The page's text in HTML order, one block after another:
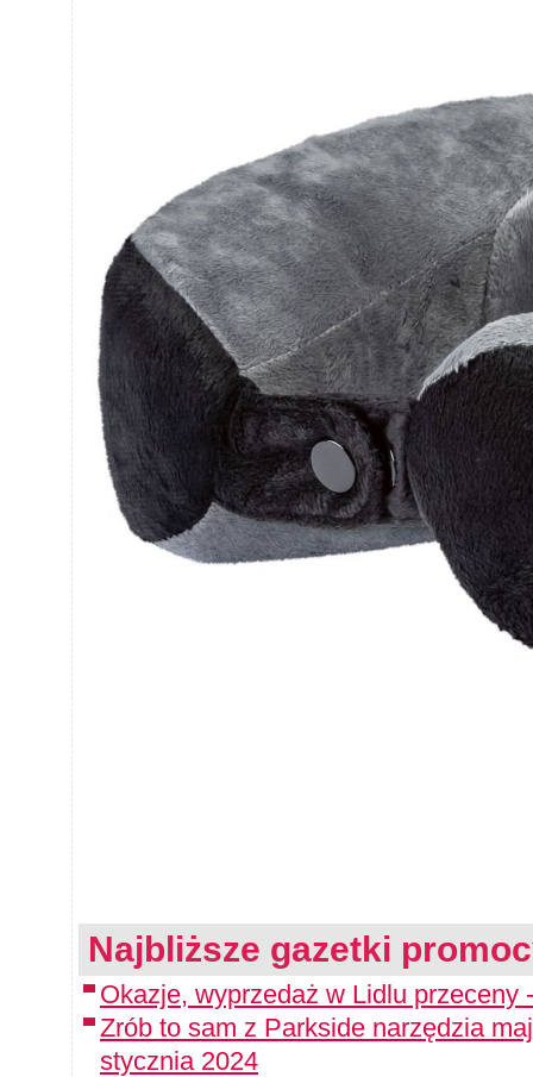
Najbliższe gazetki
Okazje, wyprzedaż w Lidlu przeceny
Zrób to sam z Parkside narzędzia
stycznia 2024